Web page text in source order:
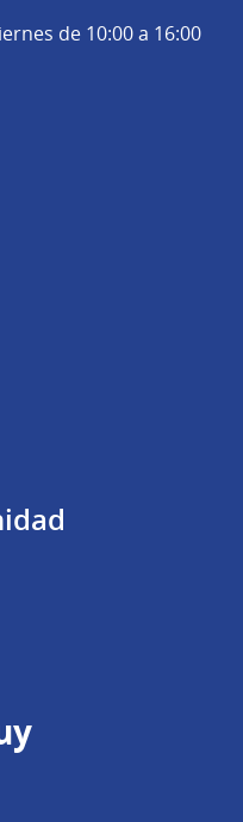
de 10:00 a 16:00